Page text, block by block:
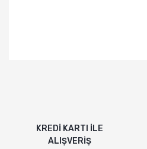
KREDİ KARTI İLE
ALIŞVERİŞ